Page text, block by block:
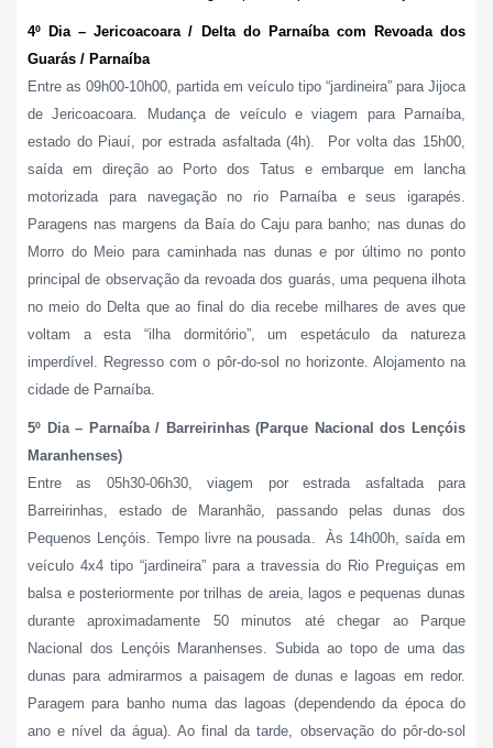
4º Dia – Jericoacoara / Delta do Parnaíba com Revoada dos
Guarás / Parnaíba
Entre as 09h00-10h00, partida em veículo tipo “jardineira” para Jijoca
de Jericoacoara. Mudança de veículo e viagem para Parnaíba,
estado do Piauí, por estrada asfaltada (4h). Por volta das 15h00,
saída em direção ao Porto dos Tatus e embarque em lancha
motorizada para navegação no rio Parnaíba e seus igarapés.
Paragens nas margens da Baía do Caju para banho; nas dunas do
Morro do Meio para caminhada nas dunas e por último no ponto
principal de observação da revoada dos guarás, uma pequena ilhota
no meio do Delta que ao final do dia recebe milhares de aves que
voltam a esta “ilha dormitório”, um espetáculo da natureza
imperdível. Regresso com o pôr-do-sol no horizonte. Alojamento na
cidade de Parnaíba.
5º Dia – Parnaíba / Barreirinhas (Parque Nacional dos Lençóis
Maranhenses)
Entre as 05h30-06h30, viagem por estrada asfaltada para
Barreirinhas, estado de Maranhão, passando pelas dunas dos
Pequenos Lençóis. Tempo livre na pousada. Às 14h00h, saída em
veículo 4x4 tipo “jardineira” para a travessia do Rio Preguiças em
balsa e posteriormente por trilhas de areia, lagos e pequenas dunas
durante aproximadamente 50 minutos até chegar ao Parque
Nacional dos Lençóis Maranhenses. Subida ao topo de uma das
dunas para admirarmos a paisagem de dunas e lagoas em redor.
Paragem para banho numa das lagoas (dependendo da época do
ano e nível da água). Ao final da tarde, observação do pôr-do-sol